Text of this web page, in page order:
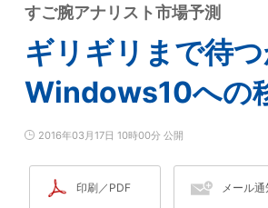
ギリギリまで待
Windows10への
すご腕アナリスト市場予測
2016年03月17日 10時00分 公開
印刷／PDF メール通